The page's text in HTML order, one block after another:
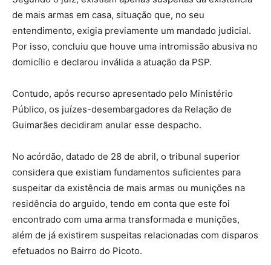
de mais armas em casa, situação que, no seu
entendimento, exigia previamente um mandado judicial.
Por isso, concluiu que houve uma intromissão abusiva no
domicílio e declarou inválida a atuação da PSP.
Contudo, após recurso apresentado pelo Ministério
Público, os juízes-desembargadores da Relação de
Guimarães decidiram anular esse despacho.
No acórdão, datado de 28 de abril, o tribunal superior
considera que existiam fundamentos suficientes para
suspeitar da existência de mais armas ou munições na
residência do arguido, tendo em conta que este foi
encontrado com uma arma transformada e munições,
além de já existirem suspeitas relacionadas com disparos
efetuados no Bairro do Picoto.